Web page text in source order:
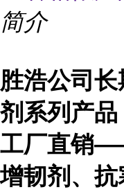
简介
胜浩公司
剂系列产品
工厂直销
增韧剂、